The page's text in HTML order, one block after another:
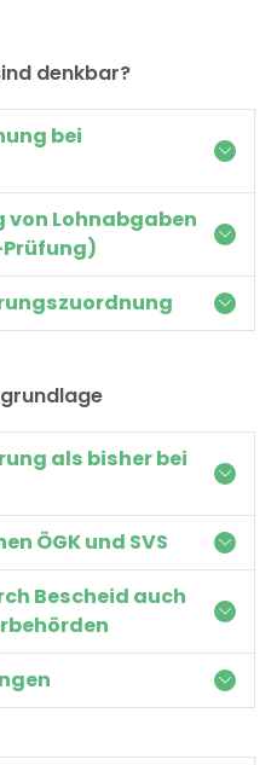
denkbar?
bei
von Lohnabgaben
Prüfung)
als bisher bei
ÖGK und SVS
Bescheid auch